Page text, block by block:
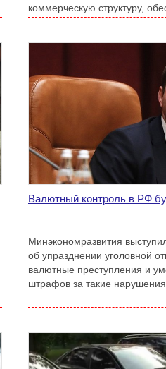
коммерческую структуру,
Валютный контроль в РФ
Минэкономразвития
об упразднении уголовной
валютные преступления и
штрафов за такие нарушения.